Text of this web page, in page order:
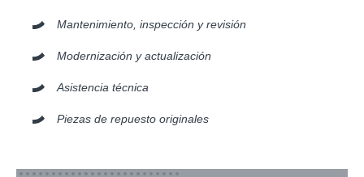
Mantenimiento, inspección y revisión
Modernización y actualización
Asistencia técnica
Piezas de repuesto originales